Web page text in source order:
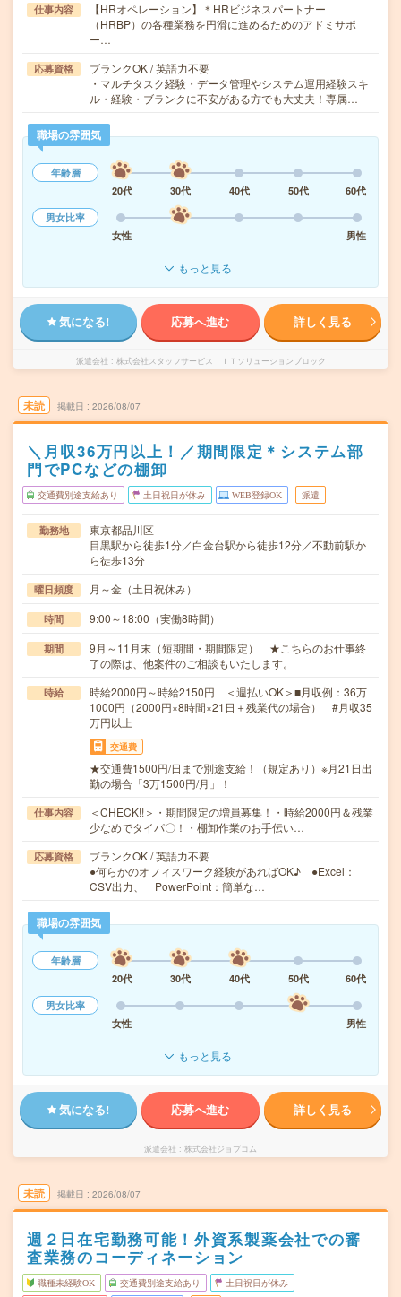
仕事内容
【HRオペレーション】＊HRビジネスパートナー
（HRBP）の各種業務を円滑に進めるためのアドミサポ
ー…
応募資格
ブランクOK / 英語力不要
・マルチタスク経験・データ管理やシステム運用経験スキ
ル・経験・ブランクに不安がある方でも大丈夫！専属…
職場の雰囲気
年齢層
20代
30代 40代 50代
60代
男女比率
女性
男性
もっと見る
気になる! 応募へ進む 詳しく見る
派遣会社 株式会社スタッフサービス ＩＴソリューションブロック
未読 掲載日 2026/08/07
＼月収36万円以上！／期間限定＊システム部
門でPCなどの棚卸
交通費別途支給あり 土日祝日が休み WEB登録OK 派遣
勤務地
東京都品川区
目黒駅から徒歩1分／白金台駅から徒歩12分／不動前駅か
ら徒歩13分
曜日頻度 月～金（土日祝休み）
時間 9:00～18:00（実働8時間）
期間
9月～11月末（短期間・期間限定） ★こちらのお仕事終
了の際は、他案件のご相談もいたします。
時給
時給2000円～時給2150円 ＜週払いOK＞■月収例：36万
1000円（2000円×8時間×21日＋残業代の場合） #月収35
万円以上
交通費
★交通費1500円/日まで別途支給！（規定あり）※月21日出
勤の場合「3万1500円/月」！
仕事内容
＜CHECK!!＞・期間限定の増員募集！・時給2000円＆残業
少なめでタイパ〇！・棚卸作業のお手伝い…
応募資格
ブランクOK / 英語力不要
●何らかのオフィスワーク経験があればOK♪ ●Excel：
CSV出力、 PowerPoint：簡単な…
職場の雰囲気
年齢層
20代
30代 40代 50代
60代
男女比率
女性
男性
もっと見る
気になる! 応募へ進む 詳しく見る
派遣会社 株式会社ジョブコム
未読 掲載日 2026/08/07
週２日在宅勤務可能！外資系製薬会社での審
査業務のコーディネーション
職種未経験OK 交通費別途支給あり 土日祝日が休み